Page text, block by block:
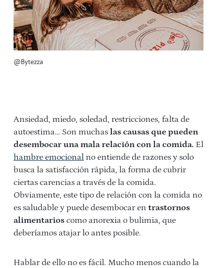
@Bytezza
Ansiedad, miedo, soledad, restricciones, falta de
autoestima… Son muchas las causas que pueden
desembocar una mala relación con la comida. El
hambre emocional no entiende de razones y solo
busca la satisfacción rápida, la forma de cubrir
ciertas carencias a través de la comida.
Obviamente, este tipo de relación con la comida no
es saludable y puede desembocar en trastornos
alimentarios como anorexia o bulimia, que
deberíamos atajar lo antes posible.
Hablar de ello no es fácil. Mucho menos cuando la